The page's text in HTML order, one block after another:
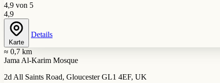
4,9 von 5
4,9
Karte
Details
≈ 0,7 km
Jama Al-Karim Mosque
2d All Saints Road, Gloucester GL1 4EF, UK